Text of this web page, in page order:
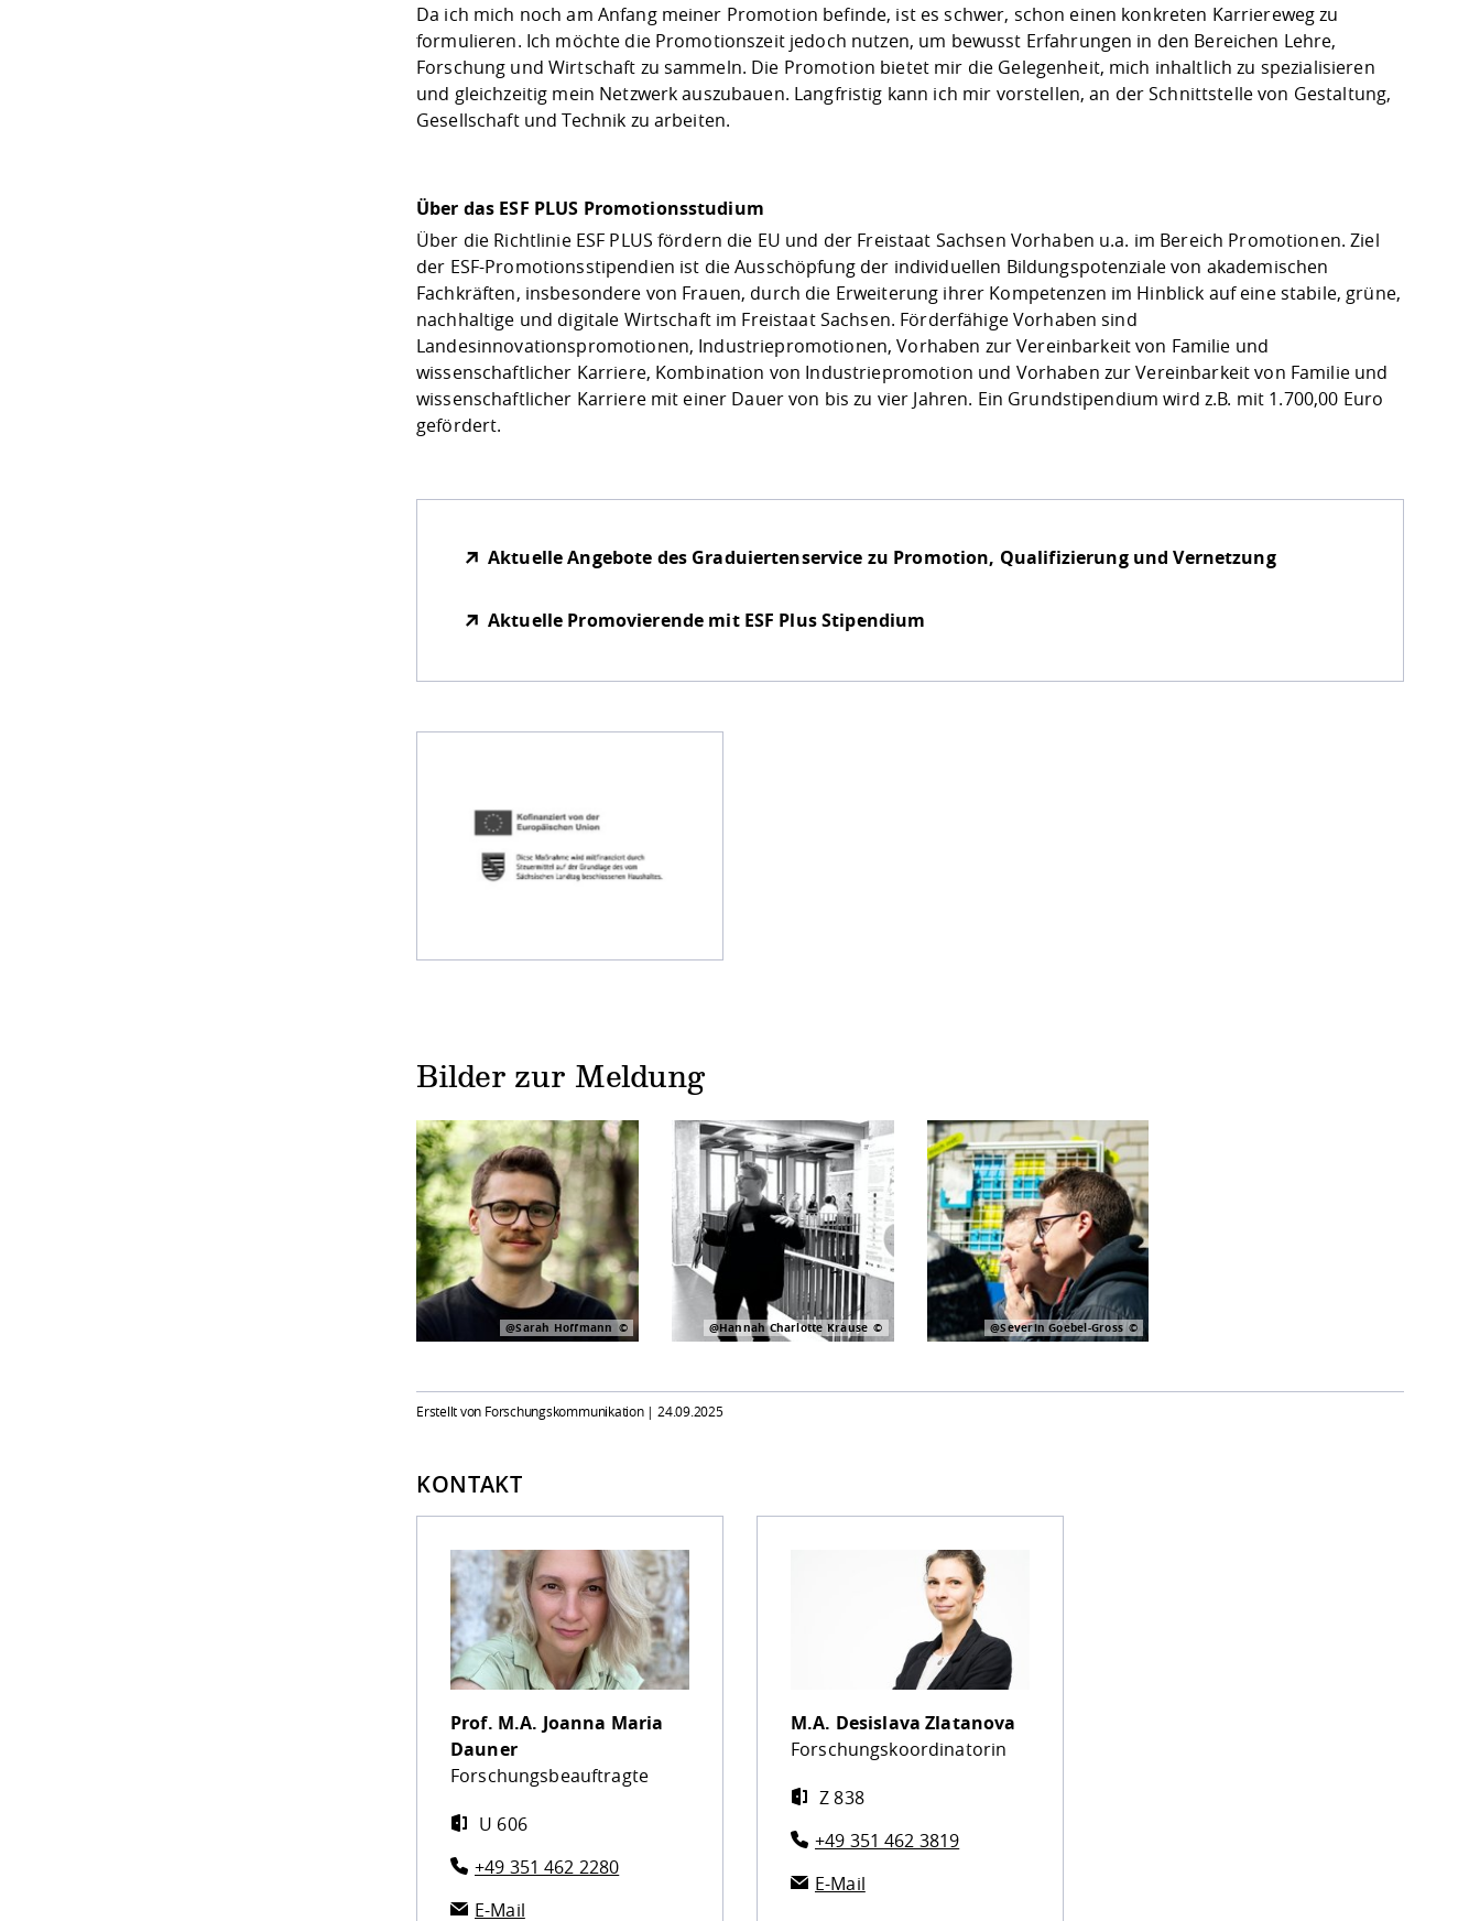
Da ich mich noch am Anfang meiner Promotion befinde, ist es schwer, schon einen konkreten Karriereweg zu
formulieren. Ich möchte die Promotionszeit jedoch nutzen, um bewusst Erfahrungen in den Bereichen Lehre,
Forschung und Wirtschaft zu sammeln. Die Promotion bietet mir die Gelegenheit, mich inhaltlich zu spezialisieren
und gleichzeitig mein Netzwerk auszubauen. Langfristig kann ich mir vorstellen, an der Schnittstelle von Gestaltung,
Gesellschaft und Technik zu arbeiten.
Über das ESF PLUS Promotionsstudium
Über die Richtlinie ESF PLUS fördern die EU und der Freistaat Sachsen Vorhaben u.a. im Bereich Promotionen. Ziel
der ESF-Promotionsstipendien ist die Ausschöpfung der individuellen Bildungspotenziale von akademischen
Fachkräften, insbesondere von Frauen, durch die Erweiterung ihrer Kompetenzen im Hinblick auf eine stabile, grüne,
nachhaltige und digitale Wirtschaft im Freistaat Sachsen. Förderfähige Vorhaben sind
Landesinnovationspromotionen, Industriepromotionen, Vorhaben zur Vereinbarkeit von Familie und
wissenschaftlicher Karriere, Kombination von Industriepromotion und Vorhaben zur Vereinbarkeit von Familie und
wissenschaftlicher Karriere mit einer Dauer von bis zu vier Jahren. Ein Grundstipendium wird z.B. mit 1.700,00 Euro
gefördert.
Aktuelle Angebote des Graduiertenservice zu Promotion, Qualifizierung und Vernetzung
Aktuelle Promovierende mit ESF Plus Stipendium
Bilder zur Meldung
@Sarah Hoffmann @Hannah Charlotte Krause @Severin Goebel-Gross
Erstellt von Forschungskommunikation |24.09.2025
KONTAKT
Prof. M.A. Joanna Maria
Dauner
Forschungsbeauftragte
U 606
+49 351 462 2280
E-Mail
M.A. Desislava Zlatanova
Forschungskoordinatorin
Z 838
+49 351 462 3819
E-Mail